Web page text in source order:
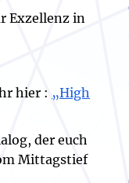
Exzellenz in
hier : „High
der euch
Mittagstief